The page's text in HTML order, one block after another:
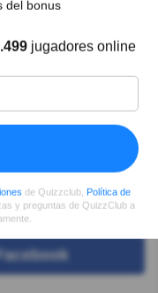
de mas. ok
10
del bonus
jugadores online
de Quizzclub, Política de
y preguntas de QuizzClub a